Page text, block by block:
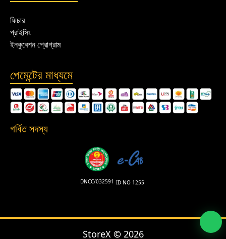
ফিচার
প্রাইসিং
ইনকুবেশন প্রোগ্রাম
পেমেন্টের মাধ্যমে
গর্বিত সদস্য
DNCC/032591 ID NO 1255
StoreX © 2026